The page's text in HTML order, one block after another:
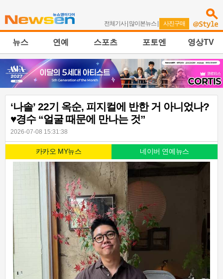
전체기사| 많이본뉴스 | 사진구매
뉴스 연예 스포츠 포토엔 영상TV
‘나솔’ 22기 옥순, 피지컬에 반한 거 아니었나?
♥경수 “얼굴 때문에 만나는 것”
2026-07-08 15:31:38
카카오 MY뉴스 네이버 연예뉴스